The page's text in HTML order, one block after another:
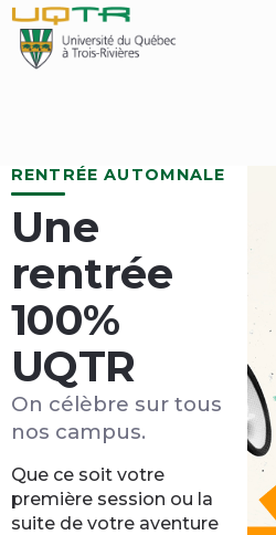
Aller
au
contenu
Aller
Connexion
Accueil
RENTRÉE AUTOMNALE
Une
rentrée
100%
UQTR
On célèbre sur tous
nos campus.
Que ce soit votre
première session ou la
suite de votre aventure